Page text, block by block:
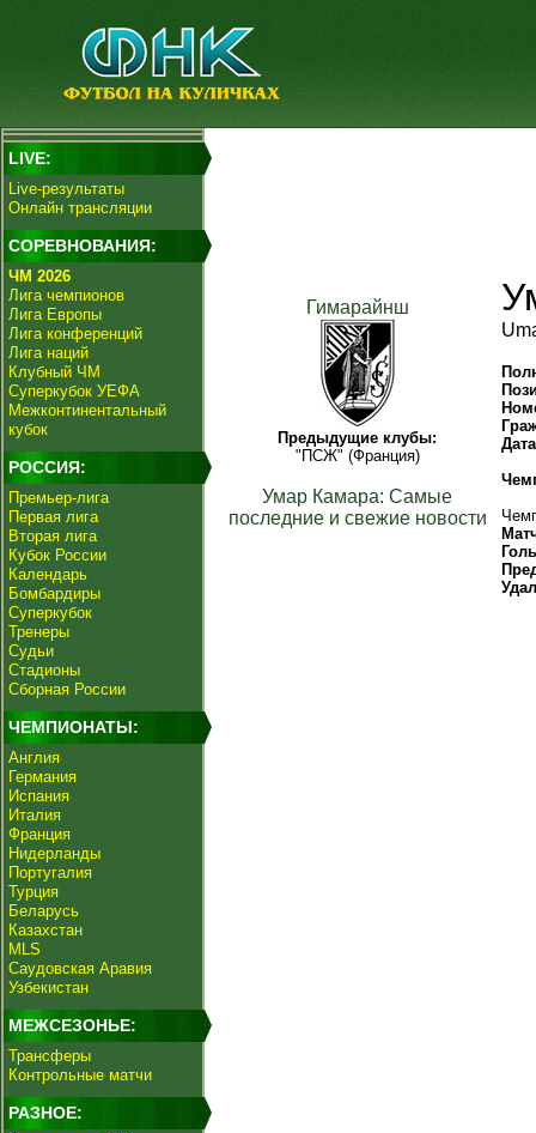
LIVE:
Live-результаты
Онлайн трансляции
СОРЕВНОВАНИЯ:
ЧМ 2026
Лига чемпионов
Лига Европы
Лига конференций
Лига наций
Клубный ЧМ
Суперкубок УЕФА
Межконтинентальный
кубок
РОССИЯ:
Премьер-лига
Первая лига
Вторая лига
Кубок России
Календарь
Бомбардиры
Суперкубок
Тренеры
Судьи
Стадионы
Сборная России
ЧЕМПИОНАТЫ:
Англия
Германия
Испания
Италия
Франция
Нидерланды
Португалия
Турция
Беларусь
Казахстан
MLS
Саудовская Аравия
Узбекистан
МЕЖСЕЗОНЬЕ:
Трансферы
Контрольные матчи
РАЗНОЕ:
Гимарайнш
Предыдущие клубы:
"ПСЖ" (Франция)
Умар Камара: Самые
последние и свежие новости